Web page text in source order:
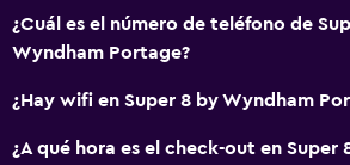
¿Cuál es el número de teléfono de
Wyndham Portage?
¿Hay wifi en Super 8 by Wyndham
¿A qué hora es el check-out en Super